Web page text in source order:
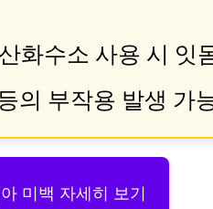
화수소 사용 시 잇
의 부작용 발생 가
미백 자세히 보기